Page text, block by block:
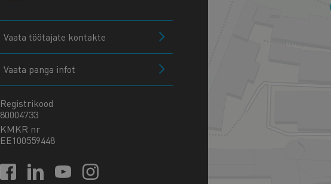
Vaata töötajate kontakte
Vaata panga infot
Registrikood
80004733
KMKR nr
EE100559448